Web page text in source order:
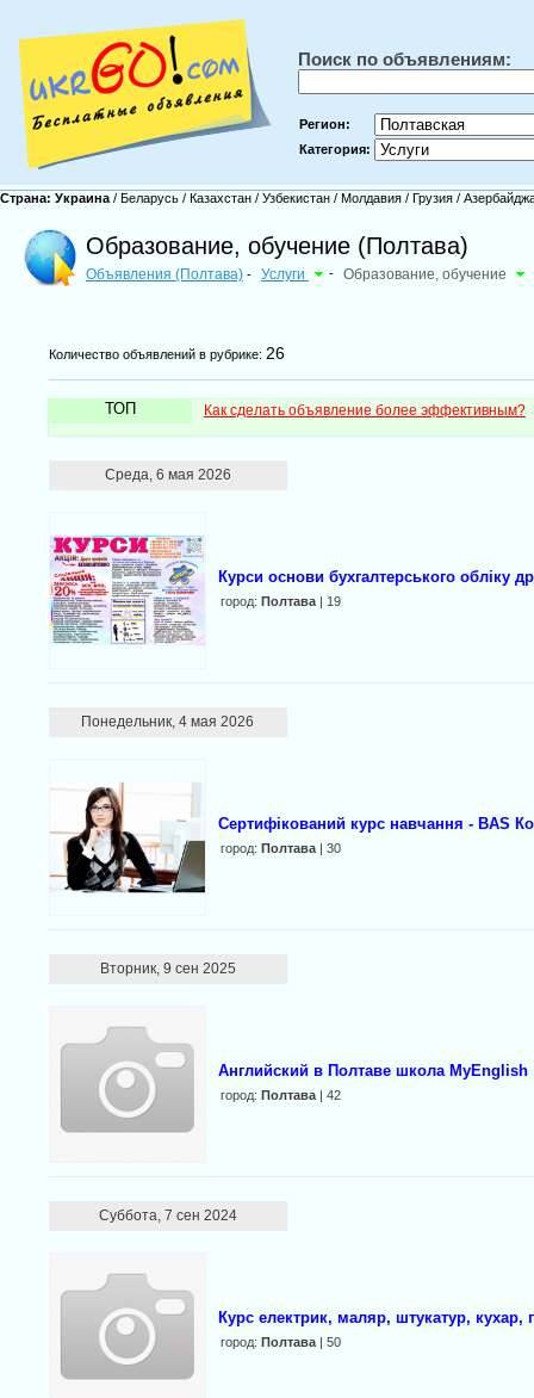
Поиск по объявлениям:
Регион:
Категория:
Страна: Украина / Беларусь / Казахстан / Узбекистан / Молдавия / Грузия /
Образование, обучение (Полтава)
Объявления (Полтава) - Услуги - Образование, обучение
Количество объявлений в рубрике: 26
ТОП Как сделать объявление более эффективным?
Среда, 6 мая 2026
Курси основи бухгалтерського обліку
город: Полтава| 19
Понедельник, 4 мая 2026
Сертифікований курс навчання - BAS
город: Полтава| 30
Вторник, 9 сен 2025
Английский в Полтаве школа MyEnglish
город: Полтава| 42
Суббота, 7 сен 2024
Курс електрик, маляр, штукатур, кухар,
город: Полтава| 50